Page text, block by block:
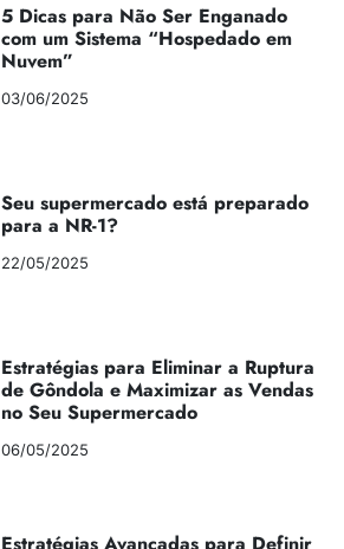
5 Dicas para Não Ser Enganado
com um Sistema “Hospedado em
Nuvem”
03/06/2025
Seu supermercado está preparado
para a NR-1?
22/05/2025
Estratégias para Eliminar a Ruptura
de Gôndola e Maximizar as Vendas
no Seu Supermercado
06/05/2025